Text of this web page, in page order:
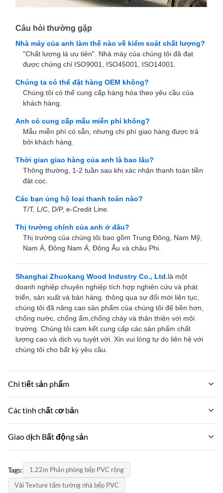
Câu hỏi thường gặp
Nhà máy của anh làm thế nào về kiểm soát chất lượng?
"Chất lượng là ưu tiên". Nhà máy của chúng tôi đã đạt
được chứng chỉ ISO9001, ISO45001, ISO14001.
Chúng ta có thể đặt hàng OEM không?
Chúng tôi có thể cung cấp hàng hóa theo yêu cầu của
khách hàng.
Anh có cung cấp mẫu miễn phí không?
Mẫu miễn phí có sẵn, nhưng chi phí giao hàng được trả
bởi khách hàng.
Thời gian giao hàng của anh là bao lâu?
Thông thường, 1-2 tuần sau khi xác nhận thanh toán tiền
đặt cọc.
Các bạn ủng hộ loại thanh toán nào?
T/T, L/C, D/P, e-Credit Line.
Thị trường chính của anh ở đâu?
Thị trường của chúng tôi bao gồm Trung Đông, Nam Mỹ,
Nam Á, Đông Nam Á, Đông Âu và châu Phi.
Shanghai Zhuokang Wood Industry Co., Ltd.là một
doanh nghiệp chuyên nghiệp tích hợp nghiên cứu và phát
triển, sản xuất và bán hàng. thông qua sự đổi mới liên tục,
chúng tôi đã nâng cao sản phẩm của chúng tôi để bền hơn,
chống nước, chống ẩm,chống cháy và thân thiện với môi
trường. Chúng tôi cam kết cung cấp các sản phẩm chất
lượng cao và dịch vụ tuyệt vời. Xin vui lòng tự do liên hệ với
chúng tôi cho bất kỳ yêu cầu.
Chi tiết sản phẩm
Material:
Feature:
Không thấm nước và chống cháy
Color:
Khách hàng yêu cầu
Các tính chất cơ bản
Tên thương hiệu:
Mô hình sản phẩm:
Có thể tùy chỉnh
Giao dịch Bất động sản
100 mét vuông
Tags:
1.22m Phân phòng bếp PVC rộng
Vải Texture tấm tường nhà bếp PVC